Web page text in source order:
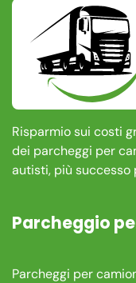
Risparmio sui costi
dei parcheggi per
autisti, più successo
Parcheggio
Parcheggi per